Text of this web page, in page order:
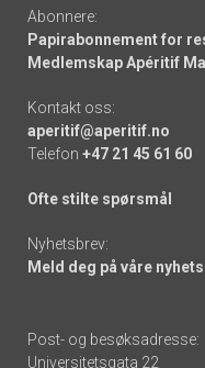
Abonnere:
Papirabonnement for
Medlemskap Apéritif
Kontakt oss:
aperitif@aperitif.no
Telefon +47 21 45 61 60
Ofte stilte spørsmål
Nyhetsbrev:
Meld deg på våre
Post- og besøksadresse:
Universitetsgata 22